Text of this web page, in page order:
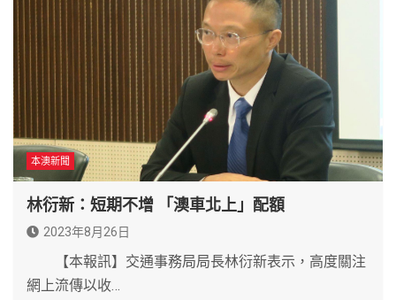
本澳新聞
林衍新：短期不增 「澳車北上」配額
2023年8月26日
【本報訊】交通事務局局長林衍新表示，高度關注
網上流傳以收…